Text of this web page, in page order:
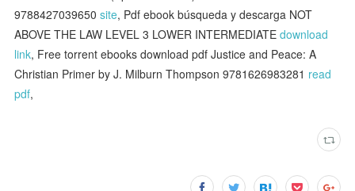
9788427039650site, Pdf ebook búsqueda y descarga NOT
ABOVE THE LAW LEVEL 3 LOWER INTERMEDIATEdownload
link, Free torrent ebooks download pdf Justice and Peace: A
Christian Primer by J. Milburn Thompson 9781626983281 read
pdf,